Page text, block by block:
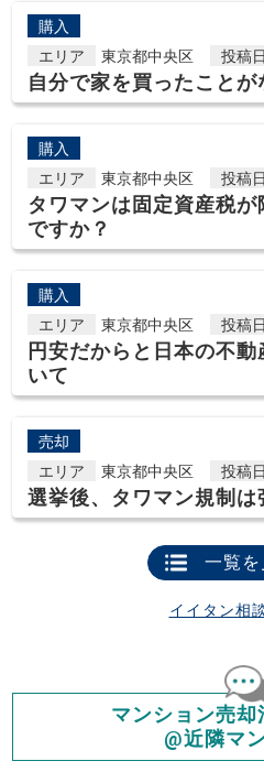
購入
エリア
東京都中央区 投稿日
自分で家を買ったこと
購入
エリア
東京都中央区 投稿日
タワマンは固定資産税
ですか？
購入
エリア
東京都中央区 投稿日
円安だからと日本の不
いて
売却
エリア
東京都中央区 投稿日
選挙後、タワマン規制
一覧を
イイタン相
マンション売却
@近隣マ